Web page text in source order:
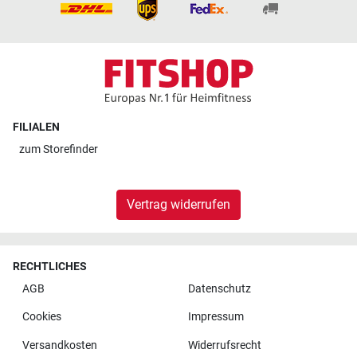
FILIALEN
zumStorefinder
Vertrag widerrufen
RECHTLICHES
AGB
Datenschutz
Cookies Impressum
Versandkosten Widerrufsrecht